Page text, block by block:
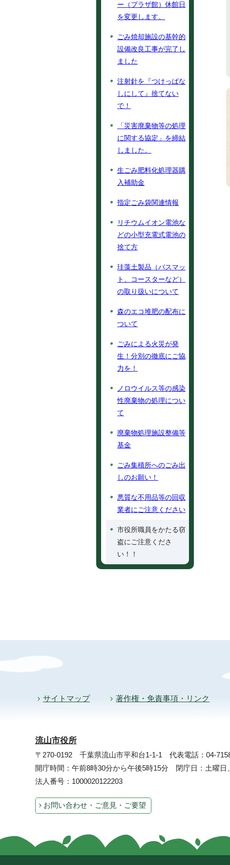
ー（プラザ館）休館日
を変更します。
ごみ焼却施設の基幹的
設備改良工事が完了し
ました
注射針を『つけっぱな
しにして』捨てない
で！
「災害廃棄物等の処理
に関する協定」を締結
しました。
生ごみ肥料化処理器購
入補助金
指定ごみ袋関連情報
リチウムイオン電池な
どの小型充電式電池の
捨て方
珪藻土製品（バスマッ
ト、コースターなど）
の取り扱いについて
森のエコ堆肥の配布に
ついて
ごみによる火災が発
生！分別の徹底にご協
力を！
ノロウイルス等の感染
性廃棄物の処理につい
て
廃棄物処理施設整備等
基金
ごみ集積所へのごみ出
しのお願い！
悪質な不用品等の回収
業者にご注意ください
市役所職員をかたる窃
盗にご注意くださ
い！！
サイトマップ 著作権・免責事項・リンク
流山市役所
〒270-0192 千葉県流山市平和台1-1-1 代表電話：04-
開庁時間：午前8時30分から午後5時15分 閉庁日：土曜日
法人番号：1000020122203
お問い合わせ・ご意見・ご要望